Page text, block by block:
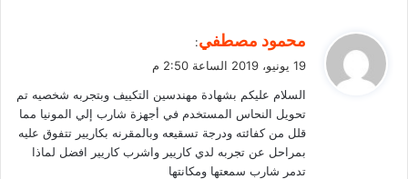
ل
محمود مصطفي:
19 يونيو، 2019 الساعة 2:50 م
السلام عليكم بشهادة مهندسين التكييف وبتجربه شخصيه تم
تحويل النحاس المستخدم في أجهزة شارب إلي المونيا مما
قلل من كفائته ودرجة تسقيعه وبالمقرنه بكاريير تتفوق عليه
بمراحل عن تجربه لدي كاريير واشرب كاريير افضل لماذا
تدمر شارب سمعتها ومكانتها